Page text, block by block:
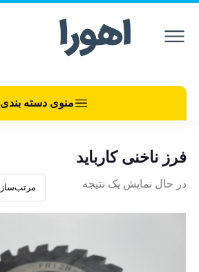
منوی دسته بندی
فرز ناخنی کارباید
در حال نمایش یک نتیجه